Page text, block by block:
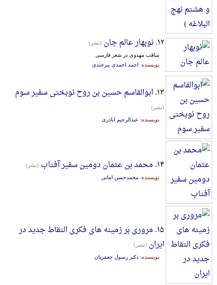
۱۲. نوبهار عالم جان (نشر)
مناقب مهدوی در شعر فارسی
نویسنده: احمد احمدی بیرجندی
۱۳. ابوالقاسم حسین بن روح نوبختی سفیر سوم
(نشر)
نویسنده: عبدالرحیم اباذری
۱۴. محمد بن عثمان دومین سفیر آفتاب (نشر)
نویسنده: محمدحسن امانی
۱۵. مروری بر زمینه های فکری التقاط جدید در
ایران (نشر)
نویسنده: دکتر رسول جعفریان